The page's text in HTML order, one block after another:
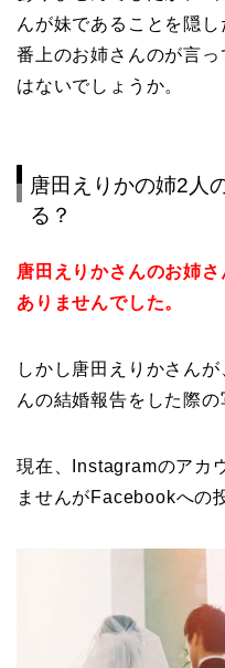
んが妹であることを隠
番上のお姉さんのが言
はないでしょうか。
唐田えりかの姉2人
る？
唐田えりかさんのお姉
ありませんでした。
しかし唐田えりかさん
んの結婚報告をした際の
現在、Instagramのアカ
ませんがFacebookへの